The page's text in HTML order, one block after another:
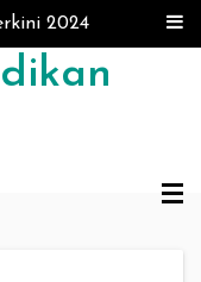
2024